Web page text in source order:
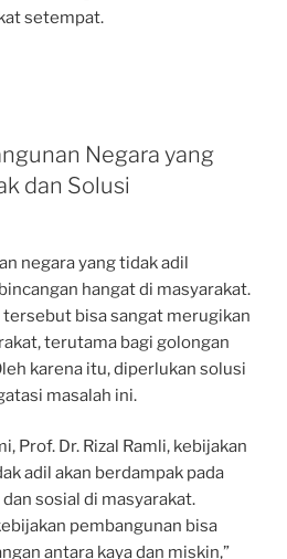
setempat.
Negara yang
dan Solusi
negara yang tidak adil
hangat di masyarakat.
tersebut bisa sangat merugikan
terutama bagi golongan
karena itu, diperlukan solusi
masalah ini.
Prof. Dr. Rizal Ramli, kebijakan
adil akan berdampak pada
sosial di masyarakat.
pembangunan bisa
antara kaya dan miskin,”